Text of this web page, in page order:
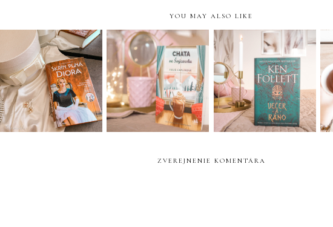
YOU MAY ALSO LIKE
RECENZIA |
NATASHA LESTER
SKŘÍŇ PLNÁ DIORA
RECENZIA | JULIE
CAPLIN CHATA VE
ŠVÝCARSKU
RECENZIA | KEN
FOLLETT VEČER A
RÁNO
ZVEREJNENIE KOMENTÁRA